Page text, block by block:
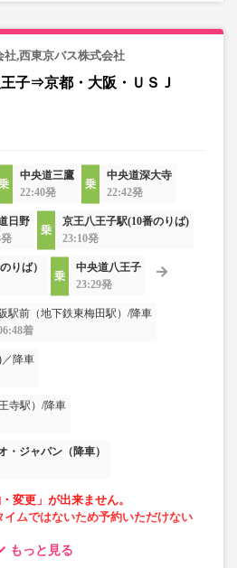
社,西東京バス株式会社
王子⇒京都・大阪・ＵＳＪ
中央道三鷹
22:40発
中央道深大寺
22:42発
日野
京王八王子駅(10番のりば)
23:10発
りば）
中央道八王子
23:29発
駅前（地下鉄東梅田駅）/降車
着
降車
寺駅）/降車
・ジャパン（降車）
変更」が出来ません。
イムではないため予約いただけない
る場合がございます。これに伴い、
もっと見る